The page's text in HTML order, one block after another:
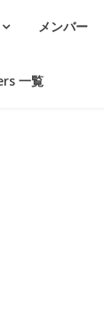
メンバー
一覧